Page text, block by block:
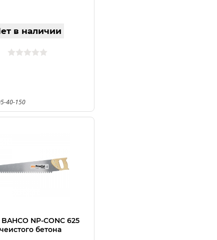
в наличии
40-150
NP-CONC 625
бетона